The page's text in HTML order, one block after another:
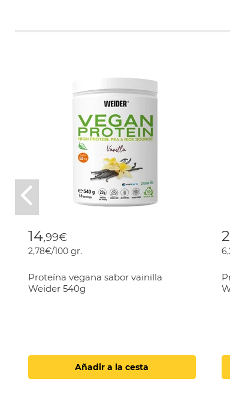
14,99€
2,78€/100 gr.
Proteína vegana sabor vainilla
Weider 540g
Añadir a la cesta
Previous